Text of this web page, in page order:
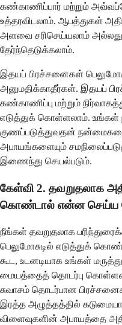
கண்காணிப்பார் மற்றும்
உத்தரவிடலாம். ஆபத்துகள்
அளவை சரிசெய்யலாம் அல்லது
தேர்ந்தெடுக்கலாம்.
இதயப் பிரச்சனைகள்
அனுமதிக்காதீர்கள். இதயப்
கண்காணிப்பு மற்றும்
எடுத்துக் கொள்ளலாம். உங்கள்
குணப்படுத்துவதன்
அபாயங்களையும்
இணைந்து செயல்படும்.
கேள்வி 2. தவறுதலாக
கொண்டால் என்ன செய்ய
நீங்கள் தவறுதலாக
பெலுமோசுடில் எடுத்துக்
கூட, உடனடியாக உங்கள்
மையத்தைத் தொடர்பு
சுவாசம் தொடர்பான
இரத்த அழுத்தத்தில்
விளைவுகளின் அபாயத்தை